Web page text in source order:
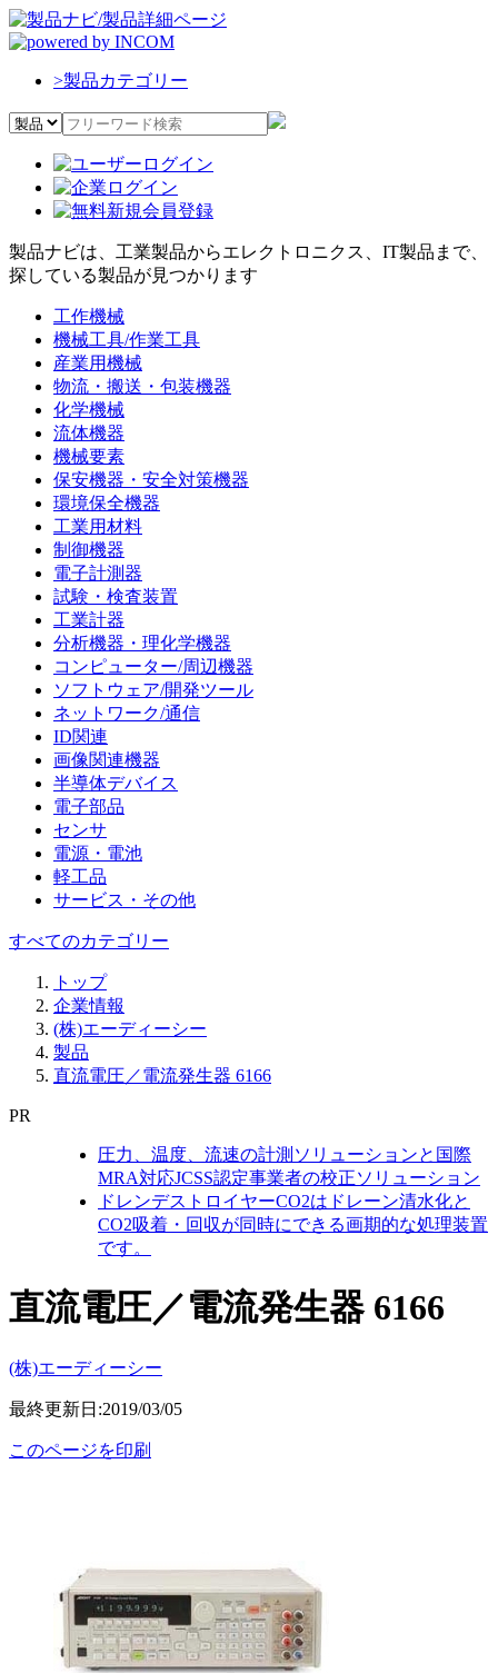
>製品カテゴリー
製品ナビは、工業製品からエレクトロニクス、IT製品まで、
探している製品が見つかります
工作機械
機械工具/作業工具
産業用機械
物流・搬送・包装機器
化学機械
流体機器
機械要素
保安機器・安全対策機器
環境保全機器
工業用材料
制御機器
電子計測器
試験・検査装置
工業計器
分析機器・理化学機器
コンピューター/周辺機器
ソフトウェア/開発ツール
ネットワーク/通信
ID関連
画像関連機器
半導体デバイス
電子部品
センサ
電源・電池
軽工品
サービス・その他
すべてのカテゴリー
トップ
企業情報
(株)エーディーシー
製品
直流電圧／電流発生器 6166
PR
圧力、温度、流速の計測ソリューションと国際
MRA対応JCSS認定事業者の校正ソリューション
ドレンデストロイヤーCO2はドレーン清水化と
CO2吸着・回収が同時にできる画期的な処理装置
です。
直流電圧／電流発生器 6166
(株)エーディーシー
最終更新日:2019/03/05
このページを印刷